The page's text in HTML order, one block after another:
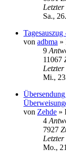
Sa.,
von adbma »
9
11067
Mi.,
von Zehde »
4
7927
Mo.,